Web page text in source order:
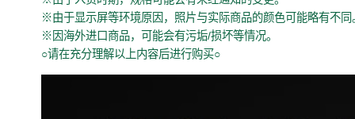
※由于显示屏等环境原因，照片与实际商品的颜色可能略有不同
※因海外进口商品，可能会有污垢/损坏等情况。
○请在充分理解以上内容后进行购买○